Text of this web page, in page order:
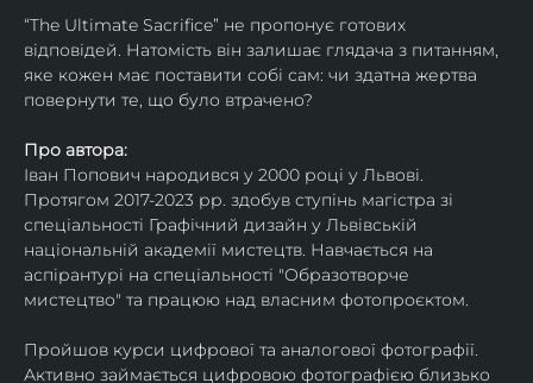
“The Ultimate Sacrifice” не пропонує готових
відповідей. Натомість він залишає глядача з питанням,
яке кожен має поставити собі сам: чи здатна жертва
повернути те, що було втрачено?
Про автора:
Іван Попович народився у 2000 році у Львові.
Протягом 2017-2023 рр. здобув ступінь магістра зі
спеціальності Графічний дизайн у Львівській
національній академії мистецтв. Навчається на
аспірантурі на спеціальності "Образотворче
мистецтво" та працюю над власним фотопроєктом.
Пройшов курси цифрової та аналогової фотографії.
Активно займається цифровою фотографією близько